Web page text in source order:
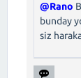
@Rano
bunday
siz